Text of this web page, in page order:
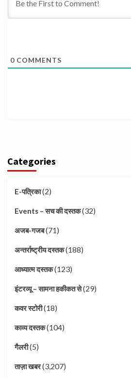
0 COMMENTS
Categories
E-पत्रिका(2)
Events – सच की दस्तक(32)
अजब-गजब(71)
अन्तर्राष्ट्रीय दस्तक(188)
आध्यात्म दस्तक(123)
इंटरव्यू – सामना हकीकत से(29)
कवर स्टोरी(18)
काव्य दस्तक(104)
गैलरी(5)
ताज़ा खबर(3,207)